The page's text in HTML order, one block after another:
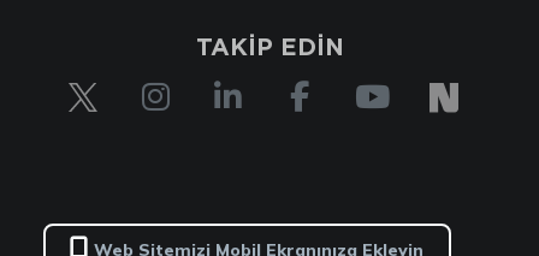
TAKİP EDİN
Web Sitemizi Mobil Ekranınıza Ekleyin